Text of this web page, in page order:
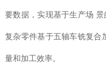
要数据，实现基于生产场
复杂零件基于五轴车铣复合
量和加工效率。